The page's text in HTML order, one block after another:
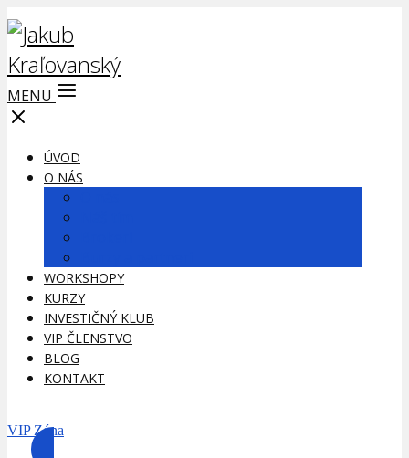
MENU
ÚVOD
O NÁS
WORKSHOPY
KURZY
INVESTIČNÝ KLUB
VIP ČLENSTVO
BLOG
KONTAKT
VIP Zóna